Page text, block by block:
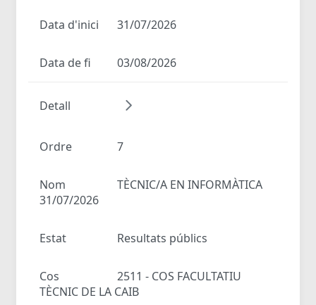
Data d'inici 31/07/2026
Data de fi 03/08/2026
Detall
Ordre 7
Nom
TÈCNIC/A EN INFORMÀTICA
31/07/2026
Estat Resultats públics
Cos
2511 - COS FACULTATIU
TÈCNIC DE LA CAIB